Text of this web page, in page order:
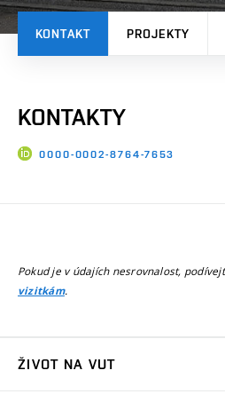
KONTAKT PROJEKTY
KONTAKTY
0000-0002-8764-7653
Pokud je v údajích nesrovnalost,
vizitkám.
ŽIVOT NA VUT